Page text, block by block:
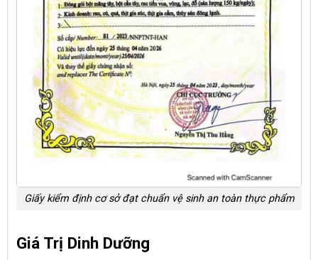
Giấy kiểm định cơ sở đạt chuẩn vệ sinh an toàn thực phẩm
Giá Trị Dinh Dưỡng